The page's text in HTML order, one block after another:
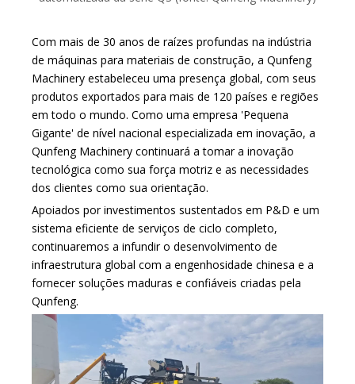
Com mais de 30 anos de raízes profundas na indústria
de máquinas para materiais de construção, a Qunfeng
Machinery estabeleceu uma presença global, com seus
produtos exportados para mais de 120 países e regiões
em todo o mundo. Como uma empresa 'Pequena
Gigante' de nível nacional especializada em inovação, a
Qunfeng Machinery continuará a tomar a inovação
tecnológica como sua força motriz e as necessidades
dos clientes como sua orientação.
Apoiados por investimentos sustentados em P&D e um
sistema eficiente de serviços de ciclo completo,
continuaremos a infundir o desenvolvimento de
infraestrutura global com a engenhosidade chinesa e a
fornecer soluções maduras e confiáveis ​​criadas pela
Qunfeng.